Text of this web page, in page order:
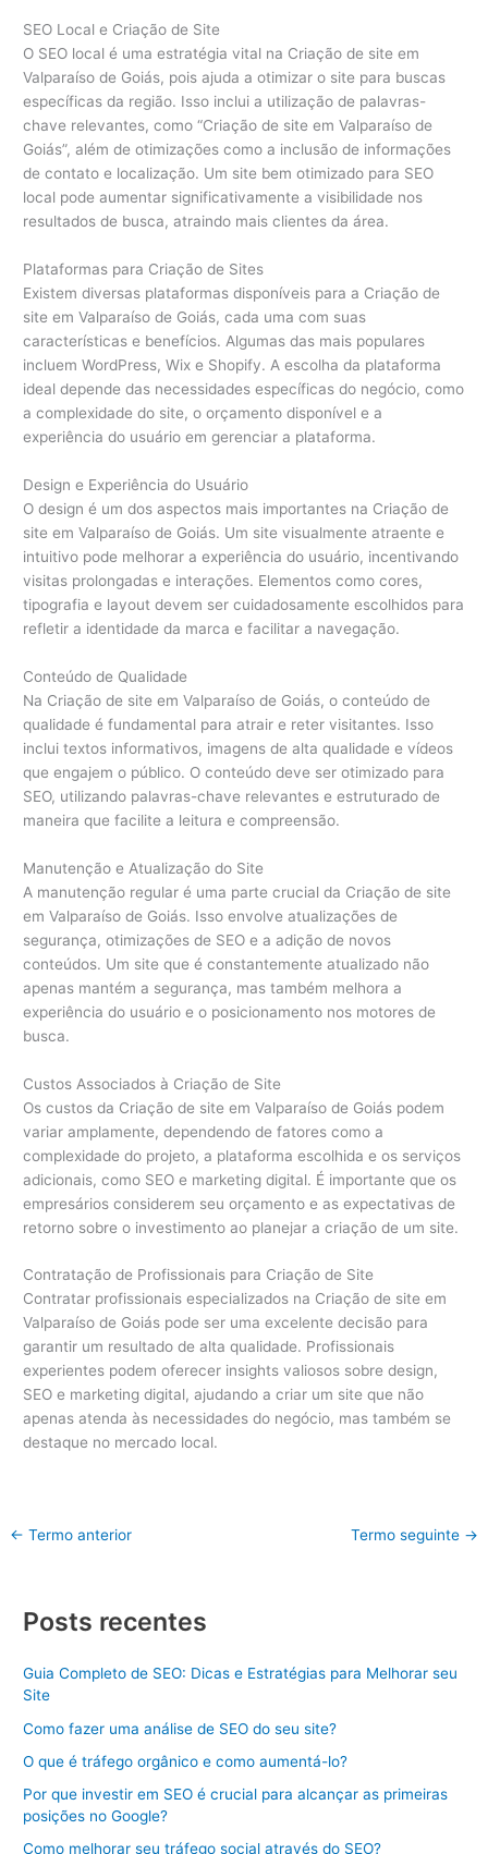
SEO Local e Criação de Site
O SEO local é uma estratégia vital na Criação de site em
Valparaíso de Goiás, pois ajuda a otimizar o site para buscas
específicas da região. Isso inclui a utilização de palavras-
chave relevantes, como “Criação de site em Valparaíso de
Goiás”, além de otimizações como a inclusão de informações
de contato e localização. Um site bem otimizado para SEO
local pode aumentar significativamente a visibilidade nos
resultados de busca, atraindo mais clientes da área.
Plataformas para Criação de Sites
Existem diversas plataformas disponíveis para a Criação de
site em Valparaíso de Goiás, cada uma com suas
características e benefícios. Algumas das mais populares
incluem WordPress, Wix e Shopify. A escolha da plataforma
ideal depende das necessidades específicas do negócio, como
a complexidade do site, o orçamento disponível e a
experiência do usuário em gerenciar a plataforma.
Design e Experiência do Usuário
O design é um dos aspectos mais importantes na Criação de
site em Valparaíso de Goiás. Um site visualmente atraente e
intuitivo pode melhorar a experiência do usuário, incentivando
visitas prolongadas e interações. Elementos como cores,
tipografia e layout devem ser cuidadosamente escolhidos para
refletir a identidade da marca e facilitar a navegação.
Conteúdo de Qualidade
Na Criação de site em Valparaíso de Goiás, o conteúdo de
qualidade é fundamental para atrair e reter visitantes. Isso
inclui textos informativos, imagens de alta qualidade e vídeos
que engajem o público. O conteúdo deve ser otimizado para
SEO, utilizando palavras-chave relevantes e estruturado de
maneira que facilite a leitura e compreensão.
Manutenção e Atualização do Site
A manutenção regular é uma parte crucial da Criação de site
em Valparaíso de Goiás. Isso envolve atualizações de
segurança, otimizações de SEO e a adição de novos
conteúdos. Um site que é constantemente atualizado não
apenas mantém a segurança, mas também melhora a
experiência do usuário e o posicionamento nos motores de
busca.
Custos Associados à Criação de Site
Os custos da Criação de site em Valparaíso de Goiás podem
variar amplamente, dependendo de fatores como a
complexidade do projeto, a plataforma escolhida e os serviços
adicionais, como SEO e marketing digital. É importante que os
empresários considerem seu orçamento e as expectativas de
retorno sobre o investimento ao planejar a criação de um site.
Contratação de Profissionais para Criação de Site
Contratar profissionais especializados na Criação de site em
Valparaíso de Goiás pode ser uma excelente decisão para
garantir um resultado de alta qualidade. Profissionais
experientes podem oferecer insights valiosos sobre design,
SEO e marketing digital, ajudando a criar um site que não
apenas atenda às necessidades do negócio, mas também se
destaque no mercado local.
← Termo anterior Termo seguinte →
Posts recentes
Guia Completo de SEO: Dicas e Estratégias para Melhorar seu
Site
Como fazer uma análise de SEO do seu site?
O que é tráfego orgânico e como aumentá-lo?
Por que investir em SEO é crucial para alcançar as primeiras
posições no Google?
Como melhorar seu tráfego social através do SEO?